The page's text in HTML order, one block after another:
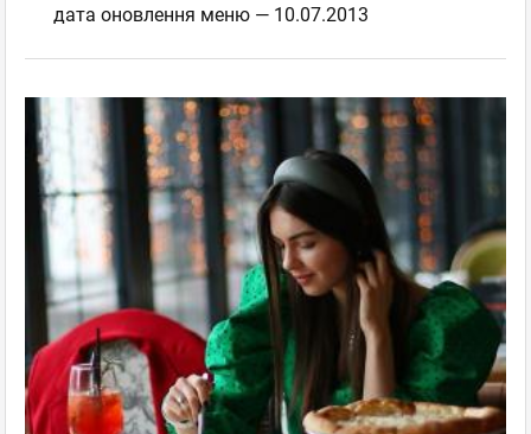
дата оновлення меню — 10.07.2013